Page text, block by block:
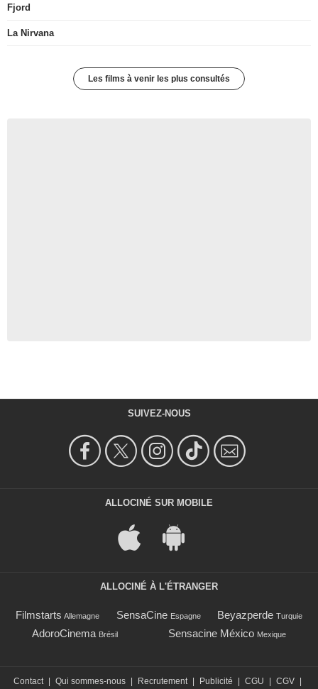
Fjord
La Nirvana
Les films à venir les plus consultés
SUIVEZ-NOUS
ALLOCINÉ SUR MOBILE
ALLOCINÉ À L'ÉTRANGER
Filmstarts Allemagne SensaCine Espagne Beyazperde Turquie
AdoroCinema Brésil Sensacine México Mexique
Contact | Qui sommes-nous | Recrutement | Publicité | CGU | CGV |